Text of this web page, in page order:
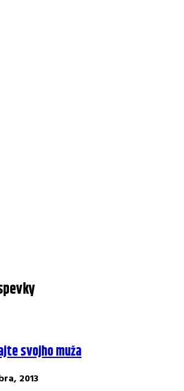
svojho muža
2013